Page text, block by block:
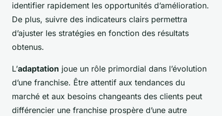
identifier rapidement les opportunités d’amélioration.
De plus, suivre des indicateurs clairs permettra
d’ajuster les stratégies en fonction des résultats
obtenus.
L’adaptation joue un rôle primordial dans l’évolution
d’une franchise. Être attentif aux tendances du
marché et aux besoins changeants des clients peut
différencier une franchise prospère d’une autre